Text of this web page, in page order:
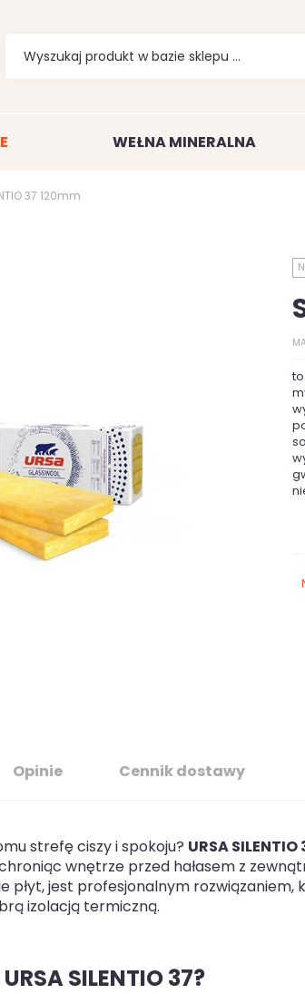
WEŁNA MINERALNA
37 120mm
Opinie Cennik dostawy
strefę ciszy i spokoju? URSA SILENTIO
wnętrze przed hałasem z
płyt, jest profesjonalnym rozwiązaniem,
izolacją termiczną.
SILENTIO 37?